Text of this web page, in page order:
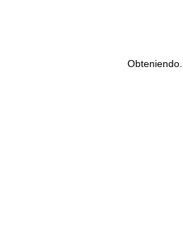
Obteniendo...